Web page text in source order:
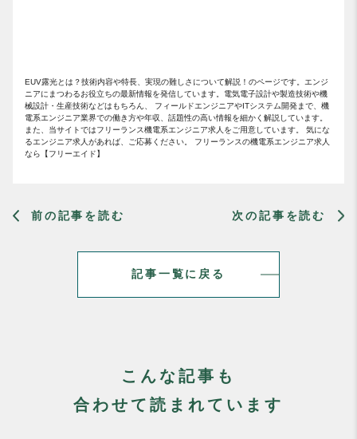
EUV露光とは？技術内容や特長、実現の難しさについて解説！のページです。エンジ
ニアにまつわるお役立ちの最新情報を発信しています。電気電子設計や製造技術や機
械設計・生産技術などはもちろん、 フィールドエンジニアやITシステム開発まで、機
電系エンジニア業界での働き方や年収、話題性の高い情報を細かく解説しています。
また、当サイトではフリーランス機電系エンジニア求人をご用意しています。 気にな
るエンジニア求人があれば、ご応募ください。 フリーランスの機電系エンジニア求人
なら【フリーエイド】
前の記事を読む
記事一覧に戻る
次の記事を読む
こんな記事も
合わせて読まれています